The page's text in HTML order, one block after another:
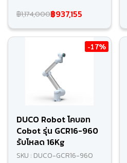
฿1,174,000฿937,155
-17%
DUCO Robot โคบอท
Cobot รุ่น GCR16-960
รับโหลด 16Kg
SKU : DUCO-GCR16-960